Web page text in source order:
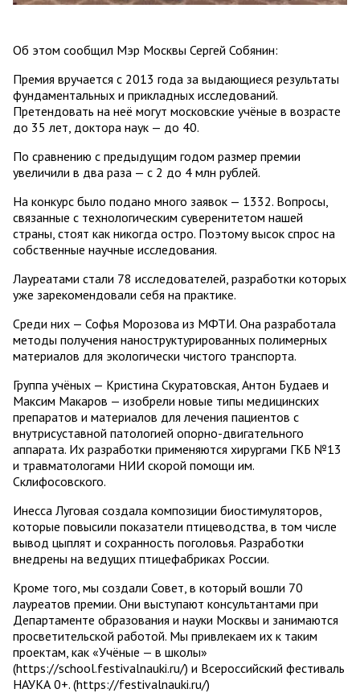
Об этом сообщил Мэр Москвы Сергей Собянин:
Премия вручается с 2013 года за выдающиеся результаты
фундаментальных и прикладных исследований.
Претендовать на неё могут московские учёные в возрасте
до 35 лет, доктора наук — до 40.
По сравнению с предыдущим годом размер премии
увеличили в два раза — с 2 до 4 млн рублей.
На конкурс было подано много заявок — 1332. Вопросы,
связанные с технологическим суверенитетом нашей
страны, стоят как никогда остро. Поэтому высок спрос на
собственные научные исследования.
Лауреатами стали 78 исследователей, разработки которых
уже зарекомендовали себя на практике.
Среди них — Софья Морозова из МФТИ. Она разработала
методы получения наноструктурированных полимерных
материалов для экологически чистого транспорта.
Группа учёных — Кристина Скуратовская, Антон Будаев и
Максим Макаров — изобрели новые типы медицинских
препаратов и материалов для лечения пациентов с
внутрисуставной патологией опорно-двигательного
аппарата. Их разработки применяются хирургами ГКБ №13
и травматологами НИИ скорой помощи им.
Склифосовского.
Инесса Луговая создала композиции биостимуляторов,
которые повысили показатели птицеводства, в том числе
вывод цыплят и сохранность поголовья. Разработки
внедрены на ведущих птицефабриках России.
Кроме того, мы создали Совет, в который вошли 70
лауреатов премии. Они выступают консультантами при
Департаменте образования и науки Москвы и занимаются
просветительской работой. Мы привлекаем их к таким
проектам, как «Учёные — в школы»
(https://school.festivalnauki.ru/) и Всероссийский фестиваль
НАУКА 0+. (https://festivalnauki.ru/)